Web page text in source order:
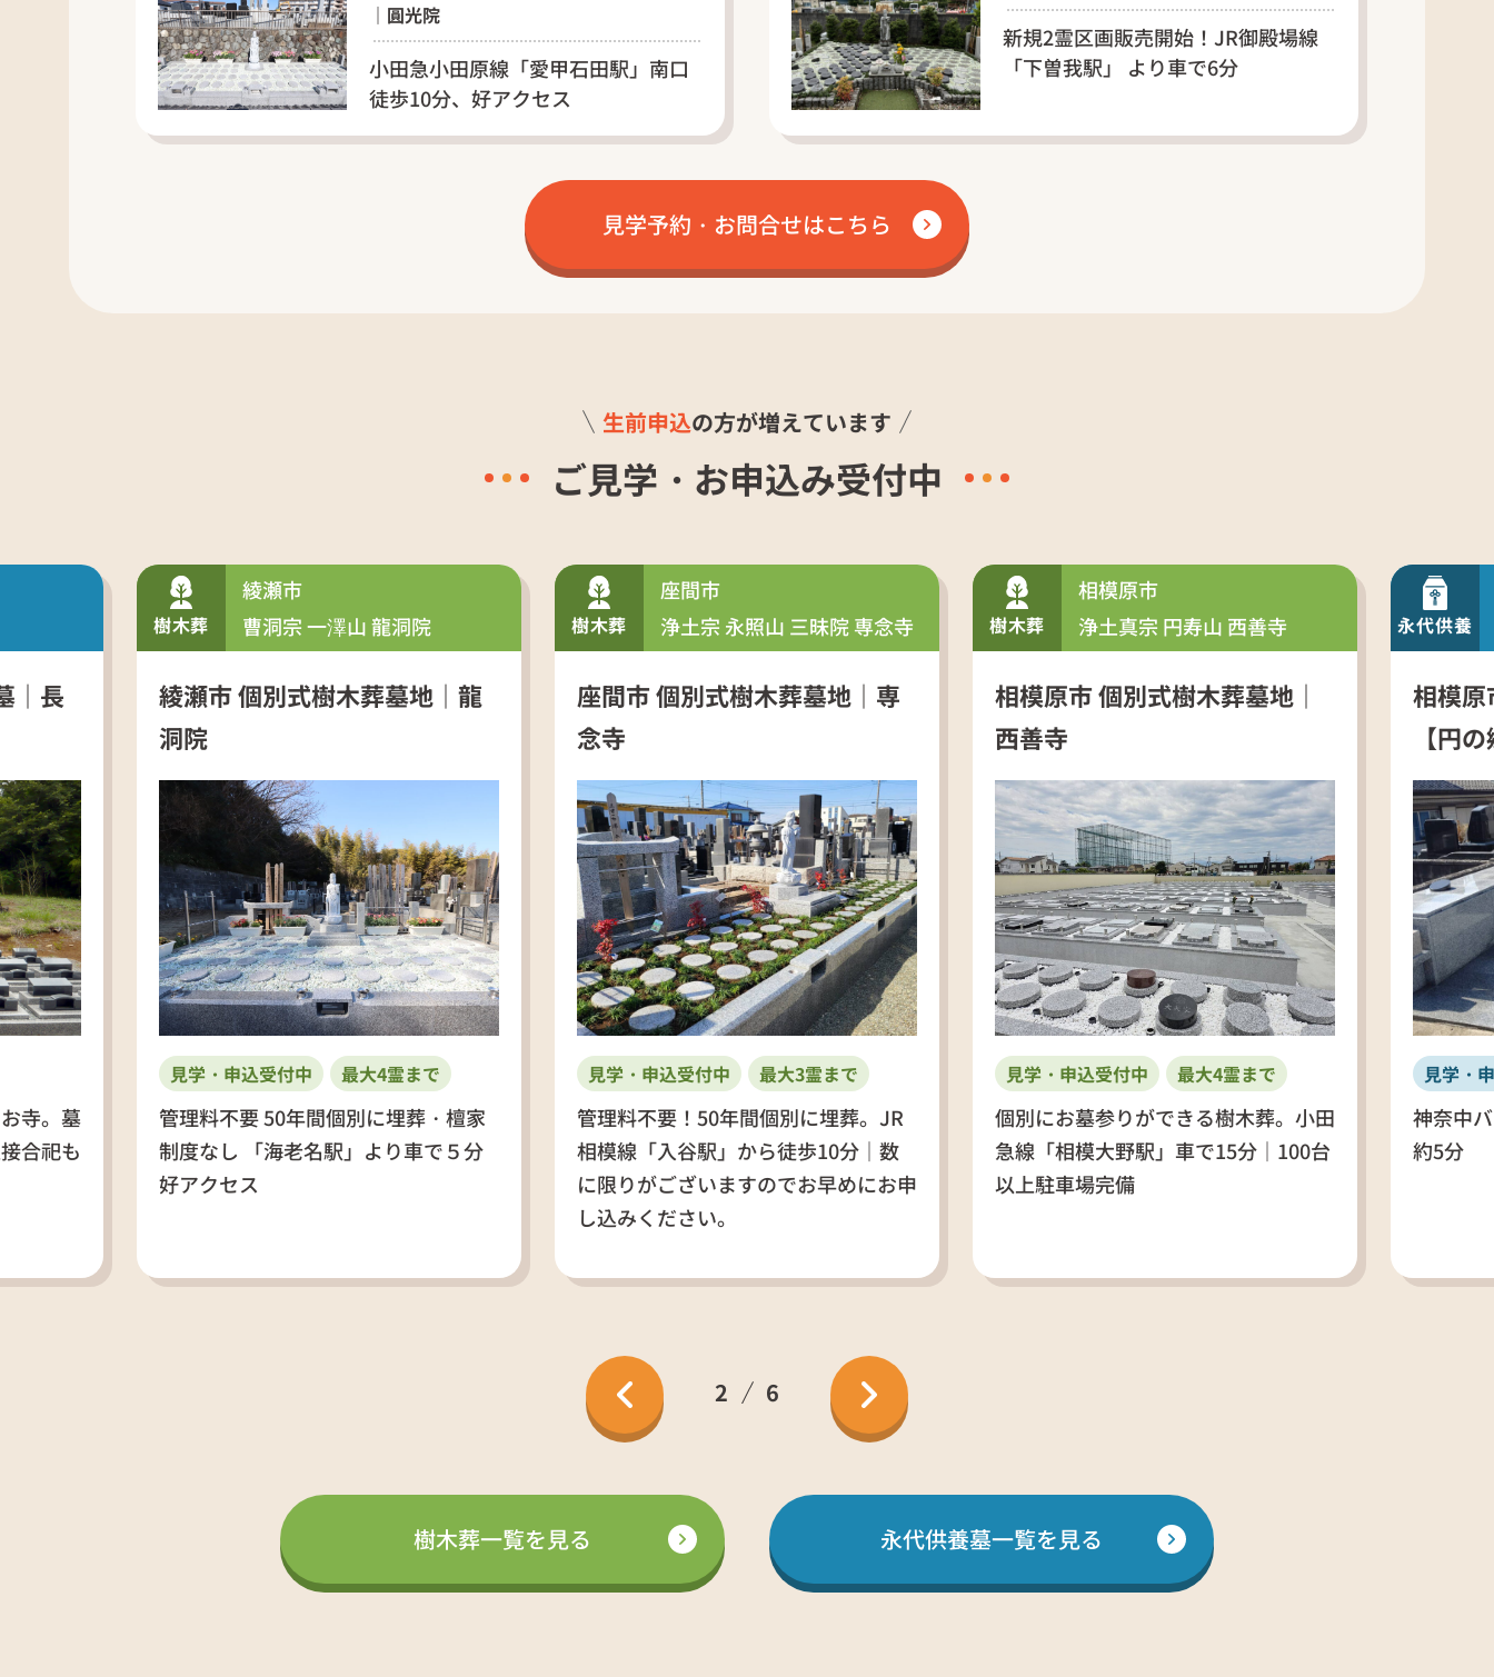
｜圓光院
小田急小田原線「愛甲石田駅」南口
徒歩10分、好アクセス
新規2霊区画販売開始！JR御殿場線
「下曽我駅」 より車で6分
見学予約・お問合せはこちら
生前申込の方が増えています
ご見学・お申込み受付中
｜長
寺。墓
合祀も
樹木葬
綾瀬市
曹洞宗 一澤山 龍洞院
綾瀬市 個別式樹木葬墓地｜龍
洞院
見学・申込受付中 最大4霊まで
管理料不要 50年間個別に埋葬・檀家
制度なし 「海老名駅」より車で５分
好アクセス
樹木葬
座間市
浄土宗 永照山 三昧院 専念寺
座間市 個別式樹木葬墓地｜専
念寺
見学・申込受付中 最大3霊まで
管理料不要！50年間個別に埋葬。JR
相模線「入谷駅」から徒歩10分｜数
に限りがございますのでお早めにお申
し込みください。
樹木葬
相模原市
浄土真宗 円寿山 西善寺
相模原市 個別式樹木葬墓地｜
西善寺
見学・申込受付中 最大4霊まで
個別にお墓参りができる樹木葬。小田
急線「相模大野駅」車で15分｜100台
以上駐車場完備
永代供養
相模原
【円
見学・
神奈中
約5分
2 6
樹木葬一覧を見る 永代供養墓一覧を見る